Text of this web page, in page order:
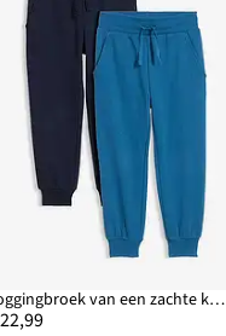
Joggingbroek van een zachte katoenmix (set van 2)